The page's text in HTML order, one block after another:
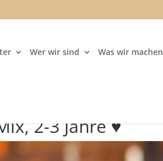
Wer wir sind Was wir machen
2-3 Jahre ♥